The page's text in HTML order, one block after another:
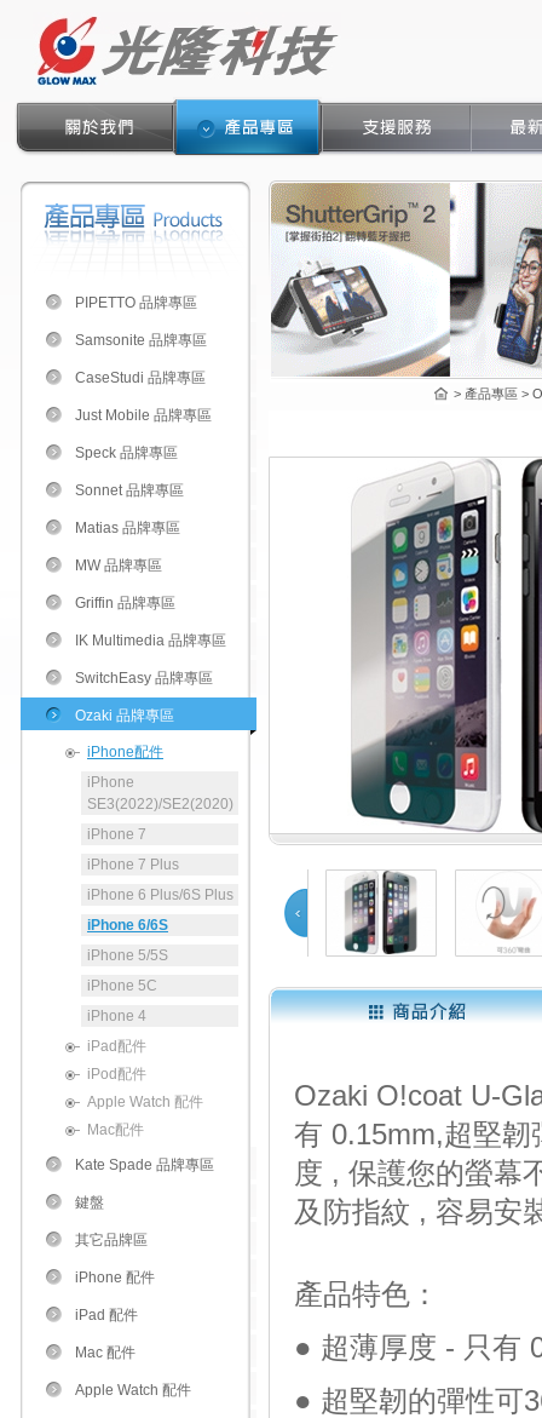
PIPETTO 品牌專區
Samsonite 品牌專區
CaseStudi 品牌專區
Just Mobile 品牌專區
Speck 品牌專區
Sonnet 品牌專區
Matias 品牌專區
MW 品牌專區
Griffin 品牌專區
IK Multimedia 品牌專區
SwitchEasy 品牌專區
Ozaki 品牌專區
iPhone配件
iPhone
SE3(2022)/SE2(2020)
iPhone 7
iPhone 7 Plus
iPhone 6 Plus/6S Plus
iPhone 6/6S
iPhone 5/5S
iPhone 5C
iPhone 4
iPad配件
iPod配件
Apple Watch 配件
Mac配件
Kate Spade 品牌專區
鍵盤
其它品牌區
iPhone 配件
iPad 配件
Mac 配件
Apple Watch 配件
> 產品專區 >
Ozaki O!coat U-
有 0.15mm,超堅
度 , 保護您的螢幕
及防指紋 , 容易安
產品特色：
● 超薄厚度 - 只有
● 超堅韌的彈性可